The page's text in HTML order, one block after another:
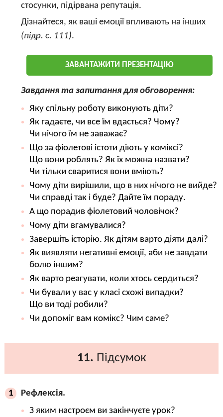
стосунки, підірвана репутація.
Дізнайтеся, як ваші емоції впливають на інших
(підр. с. 111).
ЗАВАНТАЖИТИ ПРЕЗЕНТАЦІЮ
Завдання та запитання для обговорення:
Яку спільну роботу виконують діти?
Як гадаєте, чи все їм вдасться? Чому?
Чи нічого їм не заважає?
Що за фіолетові істоти діють у коміксі?
Що вони роблять? Як їх можна назвати?
Чи тільки сваритися вони вміють?
Чому діти вирішили, що в них нічого не вийде?
Чи справді так і буде? Дайте їм пораду.
А що порадив фіолетовий чоловічок?
Чому діти вгамувалися?
Завершіть історію. Як дітям варто діяти далі?
Як виявляти негативні емоції, аби не завдати
болю іншим?
Як варто реагувати, коли хтось сердиться?
Чи бували у вас у класі схожі випадки?
Що ви тоді робили?
Чи допоміг вам комікс? Чим саме?
11. Підсумок
1
Рефлексія.
З яким настроєм ви закінчуєте урок?